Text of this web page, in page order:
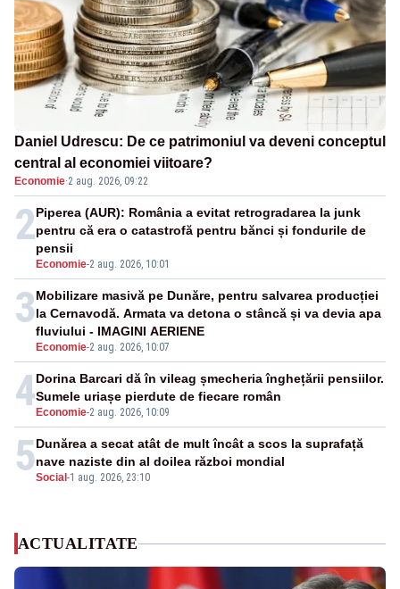
Daniel Udrescu: De ce patrimoniul va deveni conceptul
central al economiei viitoare?
Economie·2 aug. 2026, 09:22
2
Economie-2 aug. 2026, 10:01
Piperea (AUR): România a evitat retrogradarea la junk
pentru că era o catastrofă pentru bănci și fondurile de
pensii
3
Economie-2 aug. 2026, 10:07
Mobilizare masivă pe Dunăre, pentru salvarea producției
la Cernavodă. Armata va detona o stâncă și va devia apa
fluviului - IMAGINI AERIENE
4 Economie-2 aug. 2026, 10:09
Dorina Barcari dă în vileag șmecheria înghețării pensiilor.
Sumele uriașe pierdute de fiecare român
5Social -1 aug. 2026, 23:10
Dunărea a secat atât de mult încât a scos la suprafață
nave naziste din al doilea război mondial
ACTUALITATE